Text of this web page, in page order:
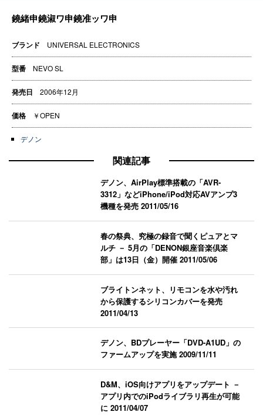
ブランド UNIVERSAL ELECTRONICS
型番 NEVO SL
発売日 2006年12月
価格 ￥OPEN
デノン
関連記事
デノン、AirPlay標準搭載の「AVR-
3312」などiPhone/iPod対応AVアンプ3
機種を発売2011/05/16
春の祭典、究極の録音で聞くピュアとマ
ルチ － 5月の「DENON銀座音楽倶楽
部」は13日（金）開催2011/05/06
ブライトンネット、リモコンを水や汚れ
から保護するシリコンカバーを発売
2011/04/13
デノン、BDプレーヤー「DVD-A1UD」の
ファームアップを実施2009/11/11
D&M、iOS向けアプリをアップデート －
アプリ内でのiPodライブラリ再生が可能
に2011/04/07